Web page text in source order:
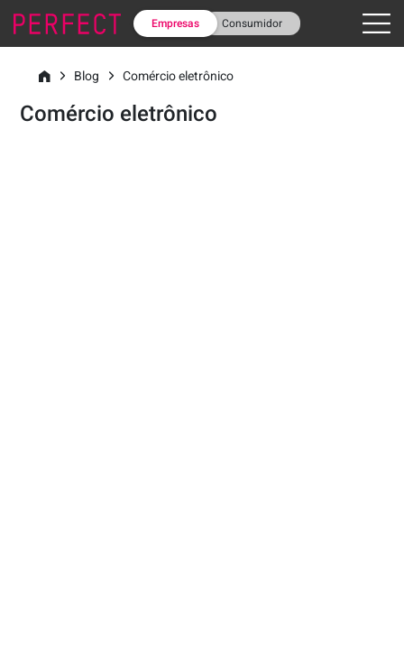
Empresas Consumidor
Blog Comércio eletrônico
Comércio eletrônico